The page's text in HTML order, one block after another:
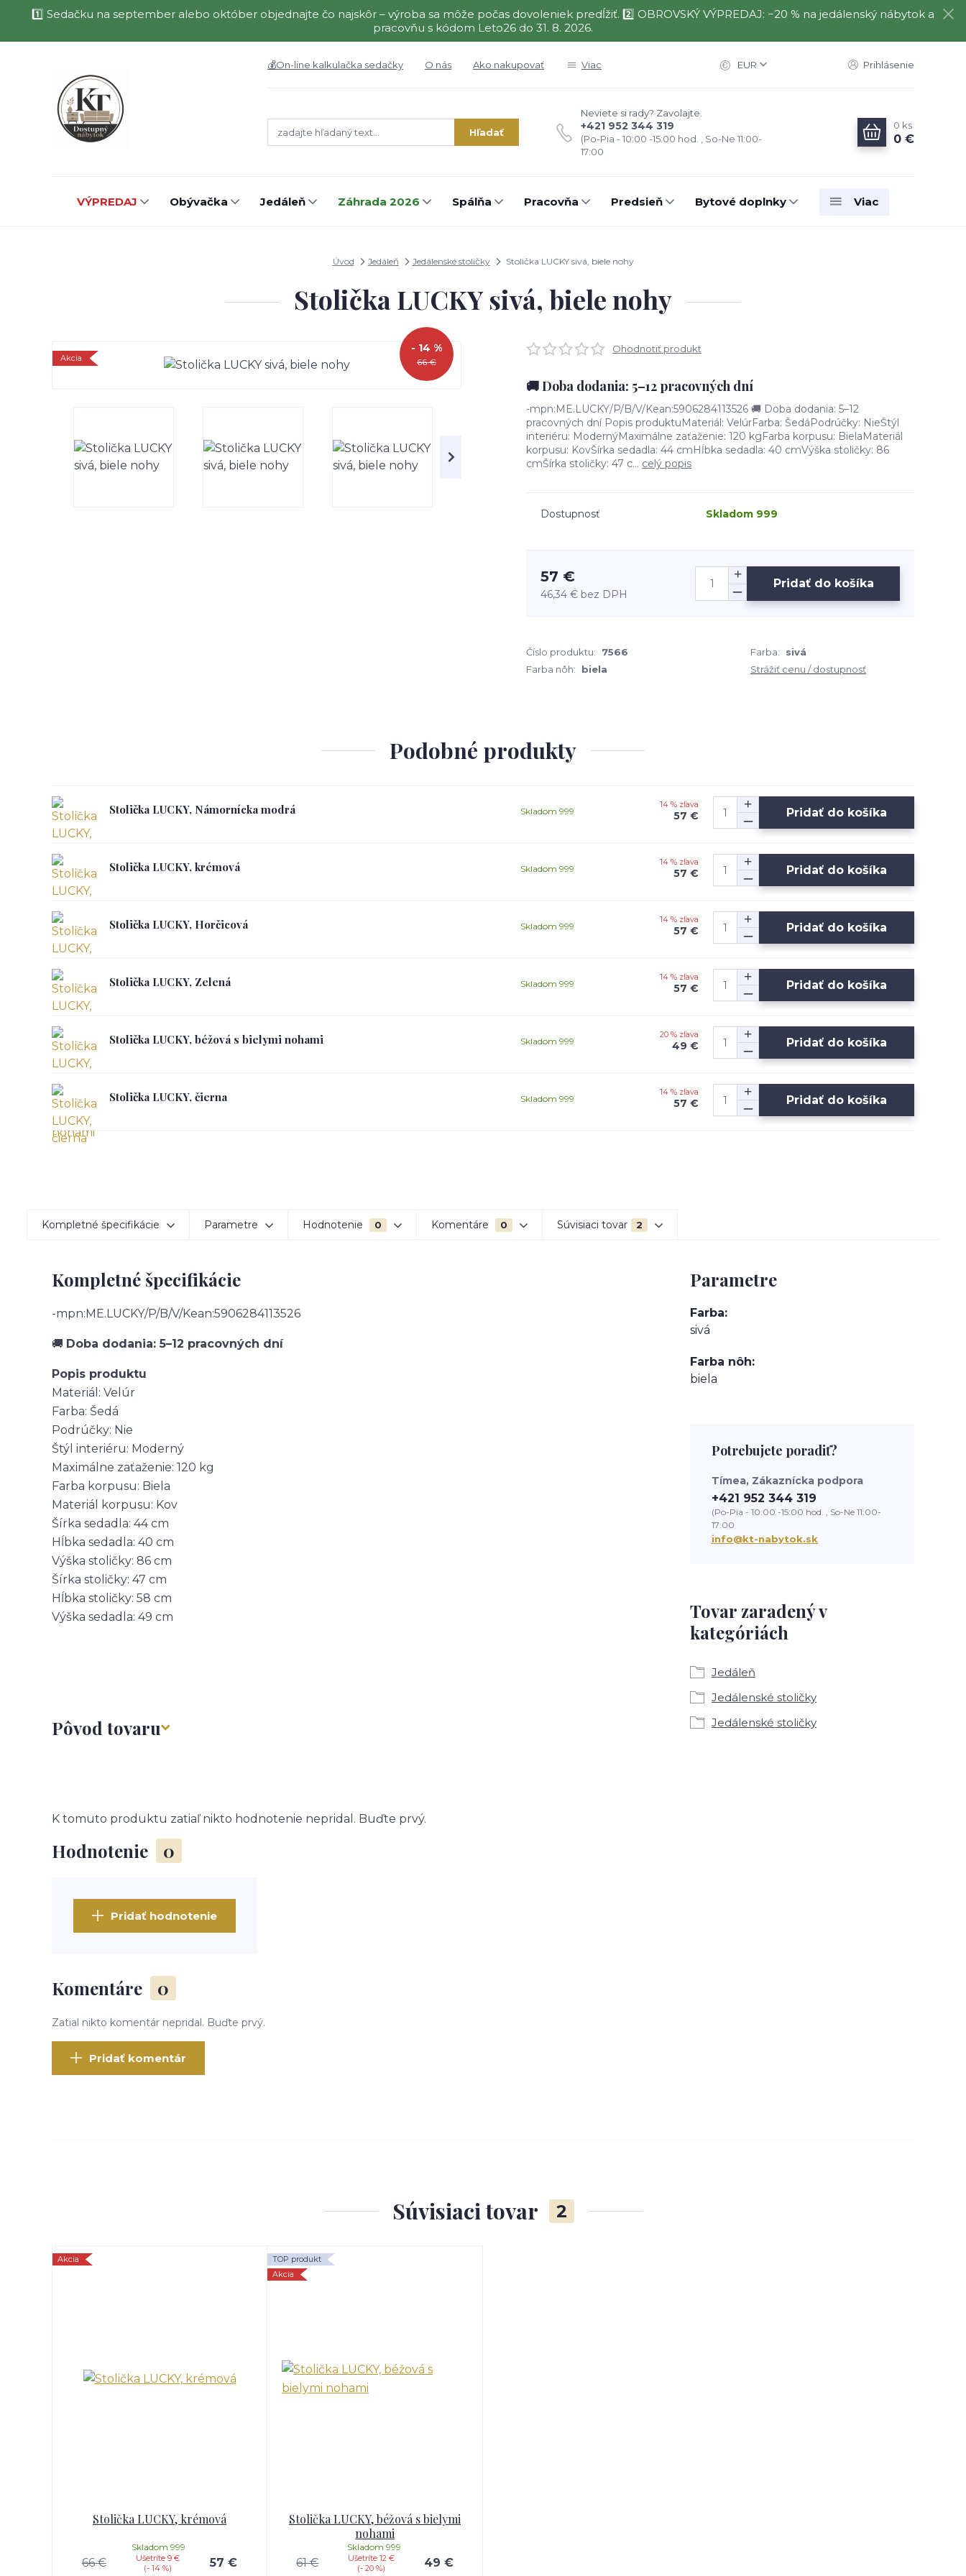
1️⃣ Sedačku na september alebo október objednajte čo najskôr – výroba sa môže počas dovoleniek predĺžiť. 2️⃣ OBROVSKÝ VÝPREDAJ: −20 % na jedálenský nábytok a
pracovňu s kódom Leto26 do 31. 8. 2026.
💰On-line kalkulačka sedačky O nás Ako nakupovať Viac EUR Prihlásenie
Hľadať
Neviete si rady? Zavolajte.
+421 952 344 319
(Po-Pia - 10:00 -15:00 hod. , So-Ne 11:00-
17:00
0 ks
0 €
VÝPREDAJ Obývačka Jedáleň Záhrada 2026 Spálňa Pracovňa Predsieň Bytové doplnky Viac
Úvod Jedáleň Jedálenské stoličky Stolička LUCKY sivá, biele nohy
Stolička LUCKY sivá, biele nohy
Akcia 66 €
- 14 % Ohodnotiť produkt
🚚 Doba dodania: 5–12 pracovných dní
-mpn:ME.LUCKY/P/B/V/Kean:5906284113526 🚚 Doba dodania: 5–12
pracovných dní Popis produktuMateriál: VelúrFarba: ŠedáPodrúčky: NieŠtýl
interiéru: ModernýMaximálne zaťaženie: 120 kgFarba korpusu: BielaMateriál
korpusu: KovŠírka sedadla: 44 cmHĺbka sedadla: 40 cmVýška stoličky: 86
cmŠírka stoličky: 47 c... celý popis
Dostupnosť Skladom 999
57 €
46,34 € bez DPH
Pridať do košíka
Číslo produktu: 7566 Farba:
sivá
Farba nôh:
biela Strážiť cenu / dostupnosť
Podobné produkty
Stolička LUCKY, Námornícka modrá 14 % zľava
57 €
Skladom 999 Pridať do košíka
Stolička LUCKY, krémová 14 % zľava
57 €
Skladom 999 Pridať do košíka
Stolička LUCKY, Horčicová 14 % zľava
57 €
Skladom 999 Pridať do košíka
Stolička LUCKY, Zelená 14 % zľava
57 €
Skladom 999 Pridať do košíka
Stolička LUCKY, béžová s bielymi nohami 20 % zľava
49 €
Skladom 999 Pridať do košíka
Stolička LUCKY, čierna 14 % zľava
57 €
Skladom 999 Pridať do košíka
Kompletné špecifikácie Parametre Hodnotenie 0 Komentáre 0 Súvisiaci tovar 2
Kompletné špecifikácie
-mpn:ME.LUCKY/P/B/V/Kean:5906284113526
🚚 Doba dodania: 5–12 pracovných dní
Popis produktu
Materiál: Velúr
Farba: Šedá
Podrúčky: Nie
Štýl interiéru: Moderný
Maximálne zaťaženie: 120 kg
Farba korpusu: Biela
Materiál korpusu: Kov
Šírka sedadla: 44 cm
Hĺbka sedadla: 40 cm
Výška stoličky: 86 cm
Šírka stoličky: 47 cm
Hĺbka stoličky: 58 cm
Výška sedadla: 49 cm
Pôvod tovaru
Hodnotenie 0
K tomuto produktu zatiaľ nikto hodnotenie nepridal. Buďte prvý.
Pridať hodnotenie
Komentáre 0
Zatial nikto komentár nepridal. Buďte prvý.
Pridať komentár
Parametre
Farba
sivá
Farba nôh
biela
Tovar zaradený v
kategóriách
Jedáleň
Jedálenské stoličky
Jedálenské stoličky
Potrebujete poradiť?
Tímea, Zákaznícka podpora
+421 952 344 319
(Po-Pia - 10:00 -15:00 hod. , So-Ne 11:00-
17:00
info@kt-nabytok.sk
Súvisiaci tovar 2
Akcia
Stolička LUCKY, krémová
66 €
Ušetríte 9 €
(- 14 %)
57 €
Skladom 999
TOP produkt
Akcia
Stolička LUCKY, béžová s bielymi
nohami
61 €
Ušetríte 12 €
(- 20 %)
49 €
Skladom 999